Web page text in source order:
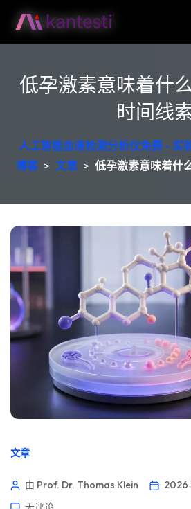
低孕激素意味着什
时间线
人工智能血液检测分析仪免费 - 实
博客 > 文章 > 低孕激素意味着什
文章
由 Prof. Dr. Thomas Klein
2026